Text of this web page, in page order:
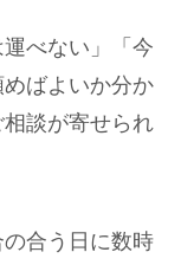
べない」「今
ばよいか分か
談が寄せられ
合う日に数時